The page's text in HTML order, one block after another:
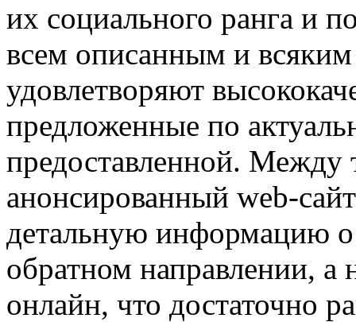
их социального ранга и
всем описанным и
удовлетворяют
предложенные по
предоставленной. Между
анонсированный web-
детальную информацию
обратном направлении, а
онлайн, что достаточно